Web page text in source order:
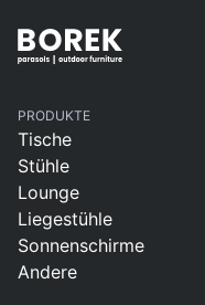
PRODUKTE
Tische
Stühle
Lounge
Liegestühle
Sonnenschirme
Andere